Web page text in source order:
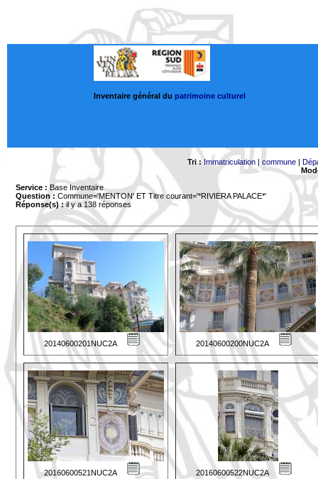
Inventaire général du patrimoine culturel
Tri : Immatriculation |commune |
Service : Base Inventaire
Question : Commune='MENTON' ET Titre courant='*RIVIERA PALACE*'
Réponse(s) :il y a 138 réponses
20140600201NUC2A 20140600200NUC2A
20160600521NUC2A 20160600522NUC2A